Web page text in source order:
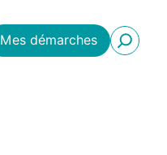
Mes démarches